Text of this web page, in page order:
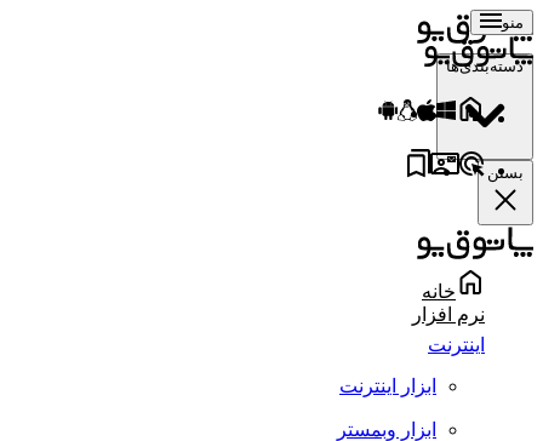
منو
دسته‌بندی‌ها
بستن
خانه
نرم افزار
اینترنت
ابزار اینترنت
ابزار وبمستر